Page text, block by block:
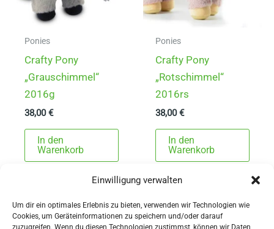
Einwilligung verwalten
Um dir ein optimales Erlebnis zu bieten, verwenden wir Technologien wie
Cookies, um Geräteinformationen zu speichern und/oder darauf
zuzugreifen. Wenn du diesen Technologien zustimmst, können wir Daten
Ponies
Crafty Pony
„Grauschimmel“
2016g
38,00€
In den
Warenkorb
Ponies
Crafty Pony
„Rotschimmel“
2016rs
38,00€
In den
Warenkorb